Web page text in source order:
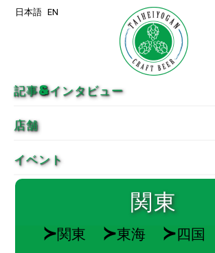
記事&インタビュー
店舗
イベント
日本語 EN
関東
≻関東 ≻東海 ≻四国